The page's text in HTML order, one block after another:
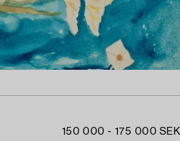
150 000 - 175 000 SEK